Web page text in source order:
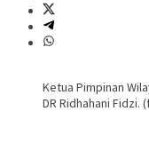
Ketua Pimpinan
DR Ridhahani Fidzi.